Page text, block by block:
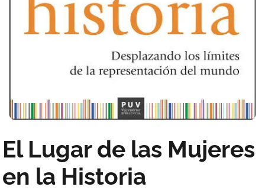
El Lugar de las Mujeres
en la Historia